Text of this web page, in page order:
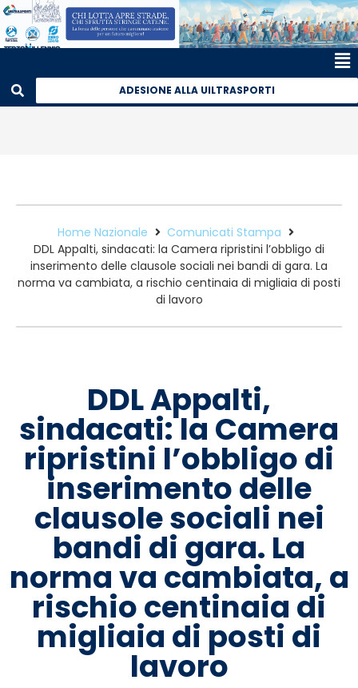
ADESIONE ALLA UILTRASPORTI
Home Nazionale
Comunicati Stampa
DDL Appalti, sindacati: la Camera ripristini l’obbligo di
inserimento delle clausole sociali nei bandi di gara. La
norma va cambiata, a rischio centinaia di migliaia di posti
di lavoro
DDL Appalti,
sindacati: la Camera
ripristini l’obbligo di
inserimento delle
clausole sociali nei
bandi di gara. La
norma va cambiata, a
rischio centinaia di
migliaia di posti di
lavoro